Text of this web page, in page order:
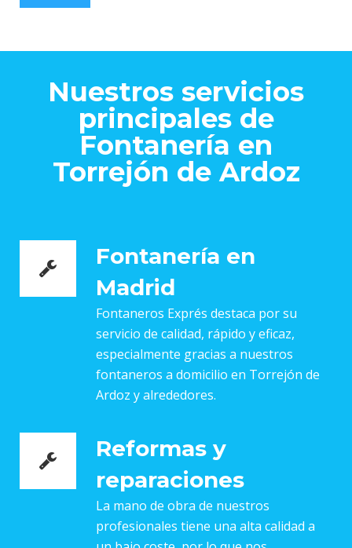
Nuestros servicios
principales de
Fontanería en
Torrejón de Ardoz
Fontanería en
Madrid
Fontaneros Exprés destaca por su
servicio de calidad, rápido y eficaz,
especialmente gracias a nuestros
fontaneros a domicilio en Torrejón de
Ardoz y alrededores.
Reformas y
reparaciones
La mano de obra de nuestros
profesionales tiene una alta calidad a